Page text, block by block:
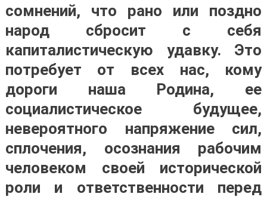
сомнений, что рано или поздно
народ сбросит с себя
капиталистическую удавку. Это
потребует от всех нас, кому
дороги наша Родина, ее
социалистическое будущее,
невероятного напряжение сил,
сплочения, осознания рабочим
человеком своей исторической
роли и ответственности перед